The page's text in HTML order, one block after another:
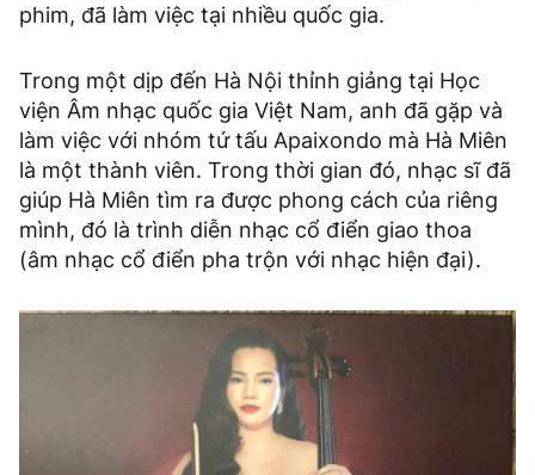
phim, đã làm việc tại nhiều quốc gia.
Trong một dịp đến Hà Nội thỉnh giảng tại Học
viện Âm nhạc quốc gia Việt Nam, anh đã gặp và
làm việc với nhóm tứ tấu Apaixondo mà Hà Miên
là một thành viên. Trong thời gian đó, nhạc sĩ đã
giúp Hà Miên tìm ra được phong cách của riêng
mình, đó là trình diễn nhạc cổ điển giao thoa
(âm nhạc cổ điển pha trộn với nhạc hiện đại).